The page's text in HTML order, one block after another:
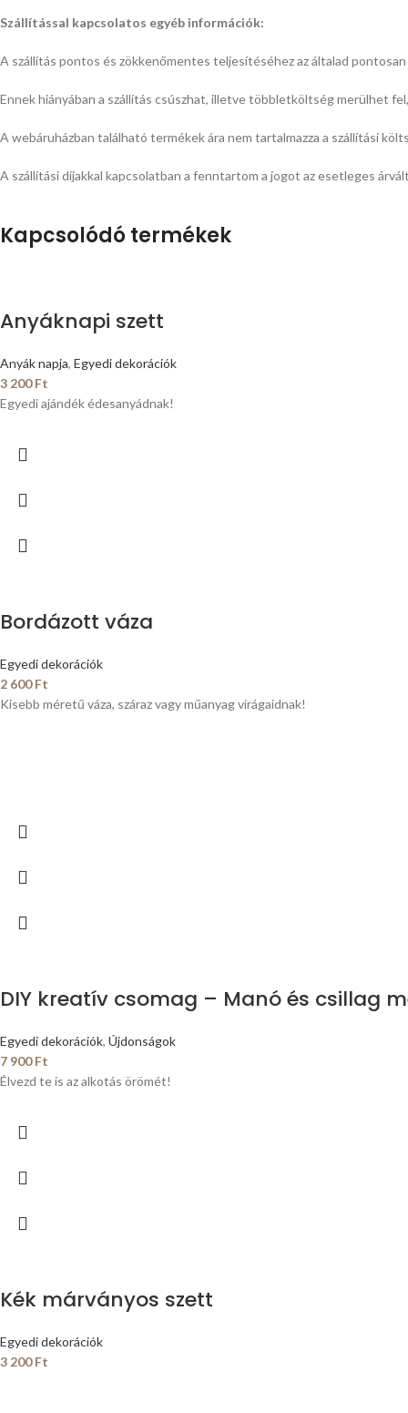
Szállítással kapcsolatos egyéb információk:
A szállítás pontos és zökkenőmentes teljesítéséhez az általad pontosan
Ennek hiányában a szállítás csúszhat, illetve többletköltség merülhet
A webáruházban található termékek ára nem tartalmazza a szállítási
A szállítási díjakkal kapcsolatban a fenntartom a jogot az esetleges
Kapcsolódó termékek
Anyáknapi szett
Anyák napja, Egyedi dekorációk
3 200Ft
Egyedi ajándék édesanyádnak!
Bordázott váza
Egyedi dekorációk
2 600Ft
Kisebb méretű váza, száraz vagy műanyag virágaidnak!
DIY kreatív csomag – Manó és csillag
Egyedi dekorációk, Újdonságok
7 900Ft
Élvezd te is az alkotás örömét!
Kék márványos szett
Egyedi dekorációk
3 200Ft